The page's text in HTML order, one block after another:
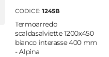
CODICE: 1245B
Termoarredo
scaldasalviette 1200x450
bianco interasse 400 mm
- Alpina